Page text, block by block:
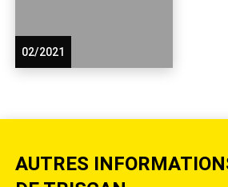
02/2021
AUTRES